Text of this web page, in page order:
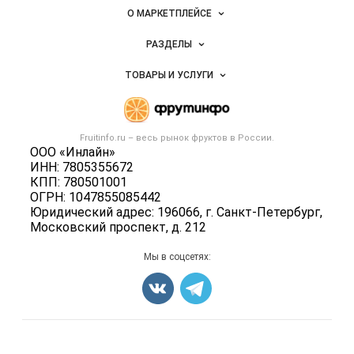
фруктов
Важные разделы и контакты
Fruitinfo.ru – весь рынок фруктов в России.
ООО «Инлайн»
ИНН: 7805355672
КПП: 780501001
ОГРН: 1047855085442
Юридический адрес: 196066, г. Санкт-Петербург,
Московский проспект, д. 212
Навигация по сайтуО МАРКЕТПЛЕЙСЕ
Новости Fruitinfo.ru
Размещение рекламы
Публичная оферта
Контактная информация
Политика обработки персональных данных
РАЗДЕЛЫ
Объявления
Новости рынка
ТОВАРЫ И УСЛУГИ
Готовая продукция
Фрукты
Грибы
Оборудование
Карта объявлений
Мы в соцсетях: